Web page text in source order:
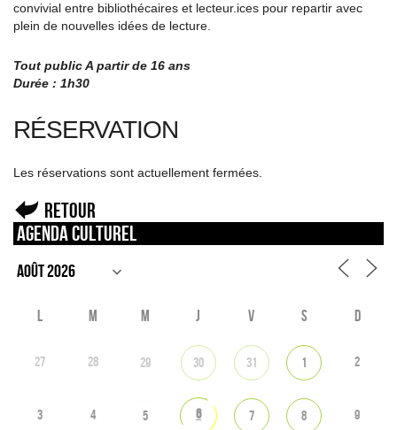
convivial entre bibliothécaires et lecteur.ices pour repartir avec
plein de nouvelles idées de lecture.
Tout public A partir de 16 ans
Durée : 1h30
RÉSERVATION
Les réservations sont actuellement fermées.
Retour
Agenda culturel
L M M J V S D
27 28 29 30 31 1 2
3 4 5 6 7 8 9